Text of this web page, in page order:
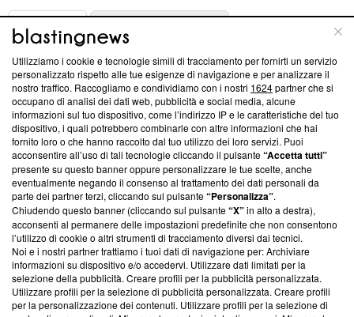
ABOUT
Questa sezione offre informazioni trasparenti su Blasting
News, sui nostri processi editoriali e su come ci impegniamo a
creare news di qualità. Inoltre, afferma la nostra aderenza a
‘Trust Project - News with Integrity’Blasting News non è
ancora membro del programma, ma ha richiesto di farne
parte; Trust Project non ha ancora effettuato una verifica di
conformità agli standard.
Su di noi
Team editoriale
Corporate
Redazione
Informativa Privacy
Utilizziamo i cookie e tecnologie simili di tracciamento per fornirti un servizio
personalizzato rispetto alle tue esigenze di navigazione e per analizzare il
nostro traffico. Raccogliamo e condividiamo con i nostri 1624partner che si
occupano di analisi dei dati web, pubblicità e social media, alcune
informazioni sul tuo dispositivo, come l’indirizzo IP e le caratteristiche del tuo
dispositivo, i quali potrebbero combinarle con altre informazioni che hai
fornito loro o che hanno raccolto dal tuo utilizzo dei loro servizi. Puoi
acconsentire all’uso di tali tecnologie cliccando il pulsante“Accetta tutti”
presente su questo banner oppure personalizzare le tue scelte, anche
eventualmente negando il consenso al trattamento dei dati personali da
parte dei partner terzi, cliccando sul pulsante“Personalizza”.
Chiudendo questo banner (cliccando sul pulsante“X”in alto a destra),
acconsenti al permanere delle impostazioni predefinite che non consentono
l’utilizzo di cookie o altri strumenti di tracciamento diversi dai tecnici.
Noi e i nostri partner trattiamo i tuoi dati di navigazione per: Archiviare
informazioni su dispositivo e/o accedervi. Utilizzare dati limitati per la
selezione della pubblicità. Creare profili per la pubblicità personalizzata.
Utilizzare profili per la selezione di pubblicità personalizzata. Creare profili
per la personalizzazione dei contenuti. Utilizzare profili per la selezione di